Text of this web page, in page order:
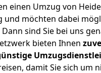
einen Umzug von
und möchten dabei
Dann sind Sie bei uns
bieten Ihnen
damit Sie sich um